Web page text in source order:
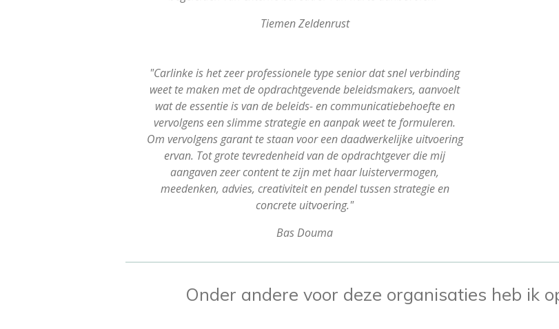
Tiemen Zeldenrust
"Carlinke is het zeer professionele type senior dat snel verbinding
weet te maken met de opdrachtgevende beleidsmakers, aanvoelt
wat de essentie is van de beleids- en communicatiebehoefte en
vervolgens een slimme strategie en aanpak weet te formuleren.
Om vervolgens garant te staan voor een daadwerkelijke uitvoering
ervan. Tot grote tevredenheid van de opdrachtgever die mij
aangaven zeer content te zijn met haar luistervermogen,
meedenken, advies, creativiteit en pendel tussen strategie en
concrete uitvoering."
Bas Douma
Onder andere voor deze organisaties heb ik